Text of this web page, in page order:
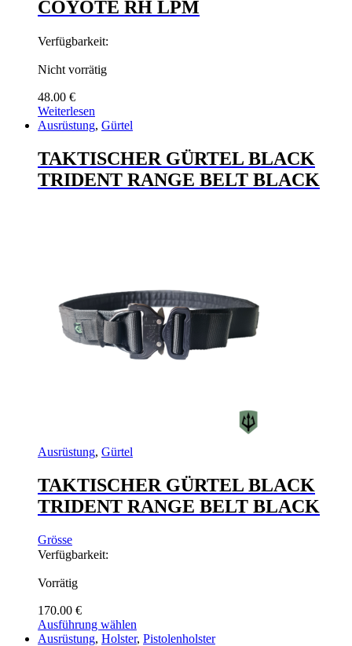
COYOTE RH LPM
Verfügbarkeit:
Nicht vorrätig
48.00 €
Weiterlesen
Ausrüstung, Gürtel
TAKTISCHER GÜRTEL BLACK
TRIDENT RANGE BELT BLACK
Ausrüstung, Gürtel
TAKTISCHER GÜRTEL BLACK
TRIDENT RANGE BELT BLACK
Grösse
Verfügbarkeit:
Vorrätig
170.00 €
Ausführung wählen
Dieses
Ausrüstung, Holster, Pistolenholster